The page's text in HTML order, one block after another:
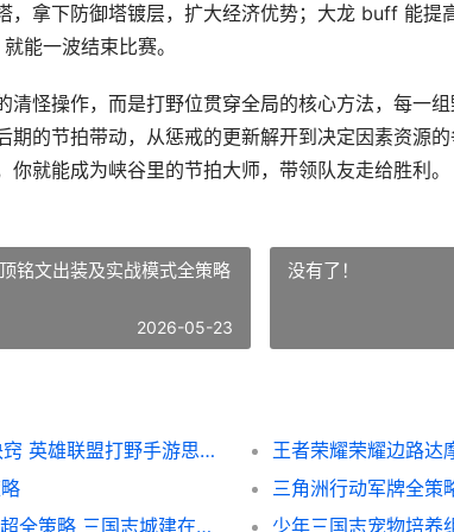
，拿下防御塔镀层，扩大经济优势；大龙 buff 能提
能一波结束比赛。
清怪操作，而是打野位贯穿全局的核心方法，每一
期的节拍带动，从惩戒的更新解开到决定因素资源
你就能成为峡谷里的节拍大师，带领队友走给胜利。
铭文出装及实战模式全策略
2026-05-23
没有了！
lol手机游戏打野刷野诀窍 英雄联盟打野手游思路和技巧
三角洲行动军牌全策
三国志SLG版本城部队超全策略 三国志城建在哪里